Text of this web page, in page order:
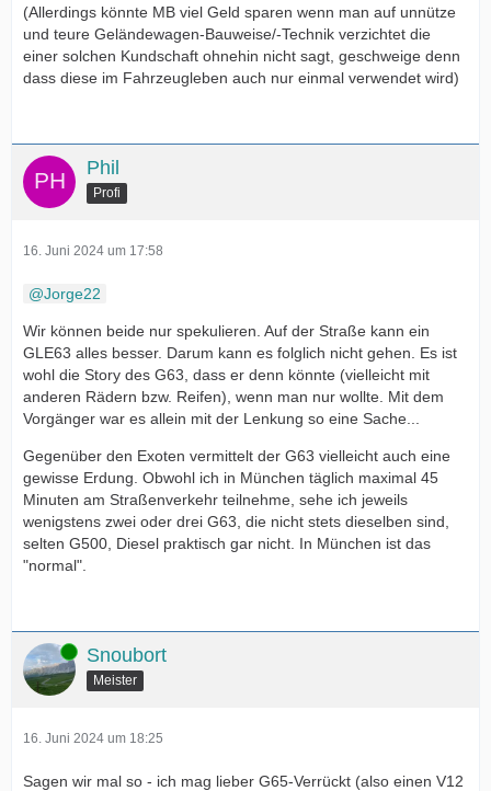
(Allerdings könnte MB viel Geld sparen wenn man auf unnütze
und teure Geländewagen-Bauweise/-Technik verzichtet die
einer solchen Kundschaft ohnehin nicht sagt, geschweige denn
dass diese im Fahrzeugleben auch nur einmal verwendet wird)
Phil
Profi
16. Juni 2024 um 17:58
Jorge22
Wir können beide nur spekulieren. Auf der Straße kann ein
GLE63 alles besser. Darum kann es folglich nicht gehen. Es ist
wohl die Story des G63, dass er denn könnte (vielleicht mit
anderen Rädern bzw. Reifen), wenn man nur wollte. Mit dem
Vorgänger war es allein mit der Lenkung so eine Sache...
Gegenüber den Exoten vermittelt der G63 vielleicht auch eine
gewisse Erdung. Obwohl ich in München täglich maximal 45
Minuten am Straßenverkehr teilnehme, sehe ich jeweils
wenigstens zwei oder drei G63, die nicht stets dieselben sind,
selten G500, Diesel praktisch gar nicht. In München ist das
"normal".
Online Snoubort
Meister
16. Juni 2024 um 18:25
Sagen wir mal so - ich mag lieber G65-Verrückt (also einen V12